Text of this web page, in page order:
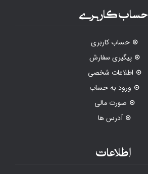
حساب کاربری
حساب کاربری
پیگیری سفارش
اطلاعات شخصی
ورود به حساب
صورت مالی
آدرس ها
اطلاعات